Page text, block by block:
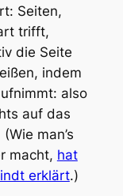
Seiten,
trifft,
die Seite
indem
also
auf das
man’s
macht, hat
erklärt.)